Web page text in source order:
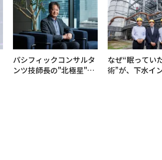
パシフィックコンサルタ
ンツ技師長の"北極星"。
なぜ“眠ってい
術”が、下水イ